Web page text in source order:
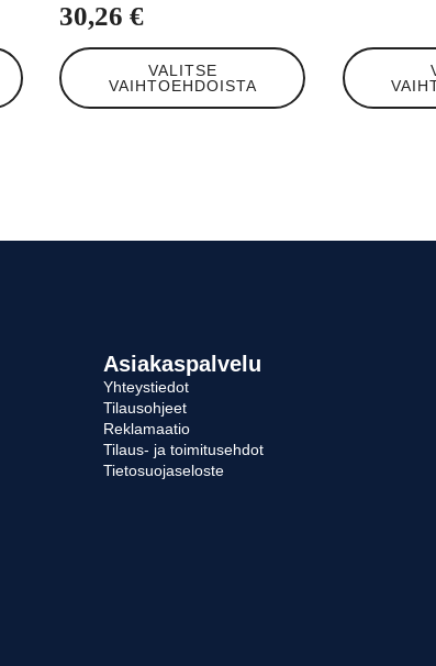
30,26€
VALITSE
VAIHTOEHDOISTA
Tällä
tuotteella
on
sivulla.
oli:
50,05 €.
on:
50,00 €.
Tällä
tuotteella
on
sivulla.
Asiakaspalvelu
Yhteystiedot
Tilausohjeet
Reklamaatio
Tilaus- ja toimitusehdot
Tietosuojaseloste